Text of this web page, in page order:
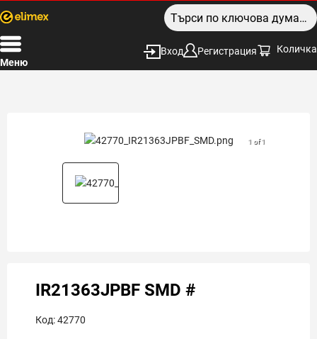
Меню
Вход Регистрация Количка
1 of 1
IR21363JPBF SMD #
Код:42770